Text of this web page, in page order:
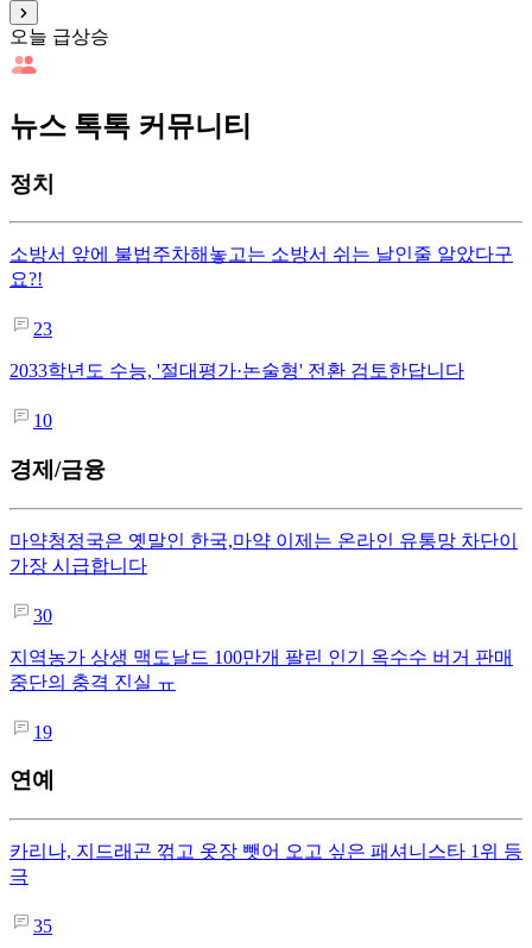
오늘 급상승
뉴스 톡톡 커뮤니티
정치
소방서 앞에 불법주차해놓고는 소방서 쉬는 날인줄 알았다구
요?!
23
2033학년도 수능, '절대평가·논술형' 전환 검토한답니다
10
경제/금융
마약청정국은 옛말인 한국,마약 이제는 온라인 유통망 차단이
가장 시급합니다
30
지역농가 상생 맥도날드 100만개 팔린 인기 옥수수 버거 판매
중단의 충격 진실 ㅠ
19
연예
카리나, 지드래곤 꺾고 옷장 뺏어 오고 싶은 패셔니스타 1위 등
극
35